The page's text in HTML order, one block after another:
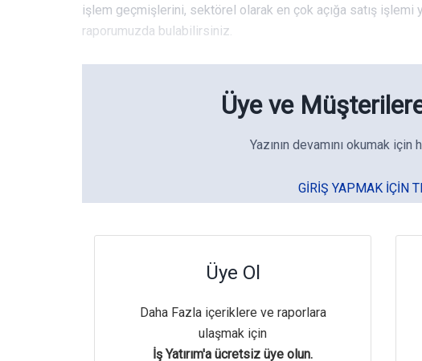
işlem geçmişlerini, sektörel olarak en çok açığa satış işlemi
raporumuzda bulabilirsiniz.
Üye ve
Yazının devamını okumak için
GIRIŞ YAPMAK IÇIN
Üye Ol
Daha Fazla içeriklere ve raporlara
ulaşmak için
İş Yatırım'a ücretsiz üye olun.